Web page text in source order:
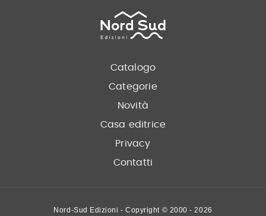
Catalogo
Categorie
Novità
Casa editrice
Privacy
Contatti
Nord-Sud Edizioni - Copyright © 2000 - 2026